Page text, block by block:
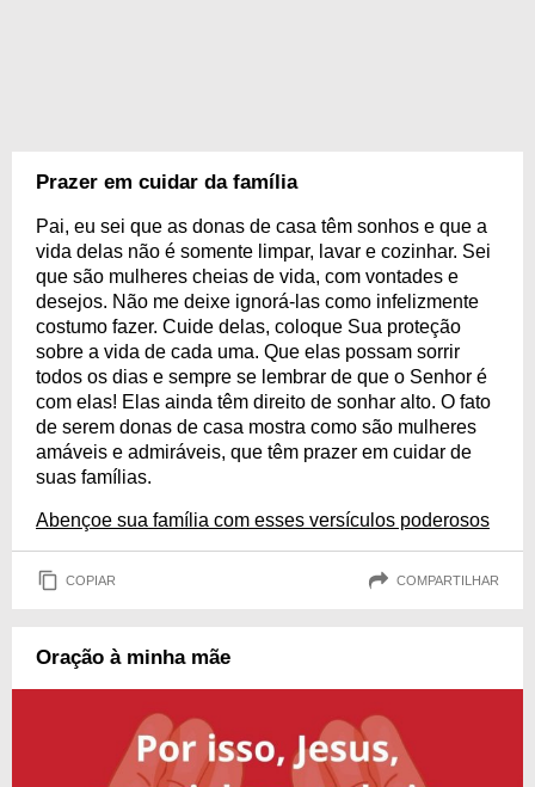
Prazer em cuidar da família
Pai, eu sei que as donas de casa têm sonhos e que a
vida delas não é somente limpar, lavar e cozinhar. Sei
que são mulheres cheias de vida, com vontades e
desejos. Não me deixe ignorá-las como infelizmente
costumo fazer. Cuide delas, coloque Sua proteção
sobre a vida de cada uma. Que elas possam sorrir
todos os dias e sempre se lembrar de que o Senhor é
com elas! Elas ainda têm direito de sonhar alto. O fato
de serem donas de casa mostra como são mulheres
amáveis e admiráveis, que têm prazer em cuidar de
suas famílias.
Abençoe sua família com esses versículos poderosos
COPIAR COMPARTILHAR
Oração à minha mãe